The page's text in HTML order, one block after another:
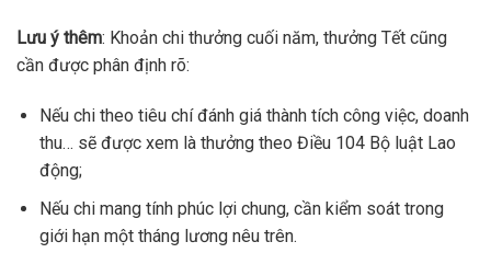
Lưu ý thêm: Khoản chi thưởng cuối năm, thưởng Tết cũng
cần được phân định rõ:
Nếu chi theo tiêu chí đánh giá thành tích công việc, doanh
thu… sẽ được xem là thưởng theo Điều 104 Bộ luật Lao
động;
Nếu chi mang tính phúc lợi chung, cần kiểm soát trong
giới hạn một tháng lương nêu trên.